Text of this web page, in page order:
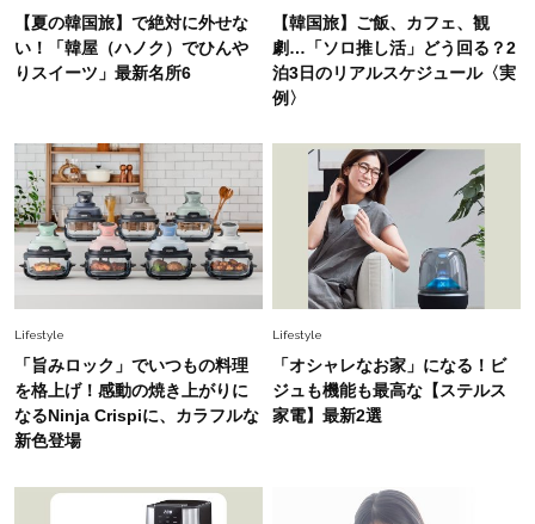
Fashion 2026.7.2
【40代夏コーデ】猛暑でも快適＆上品に！体型
カバーも叶う厳選アイテム〈13選〉
Fashion 2026.7.27
どんな顔タイプにも合う！40代にカジュアルす
ぎない【キャップ＆ハット】4選
【夏の韓国旅】で絶対に外せな
い！「韓屋（ハノク）でひんや
りスイーツ」最新名所6
【韓国旅】ご飯、カフェ、観
劇…「ソロ推し活」どう回る？2
泊3日のリアルスケジュール〈実
例〉
Lifestyle
「旨みロック」でいつもの料理
を格上げ！感動の焼き上がりに
なるNinja Crispiに、カラフルな
新色登場
Lifestyle
「オシャレなお家」になる！ビ
ジュも機能も最高な【ステルス
家電】最新2選